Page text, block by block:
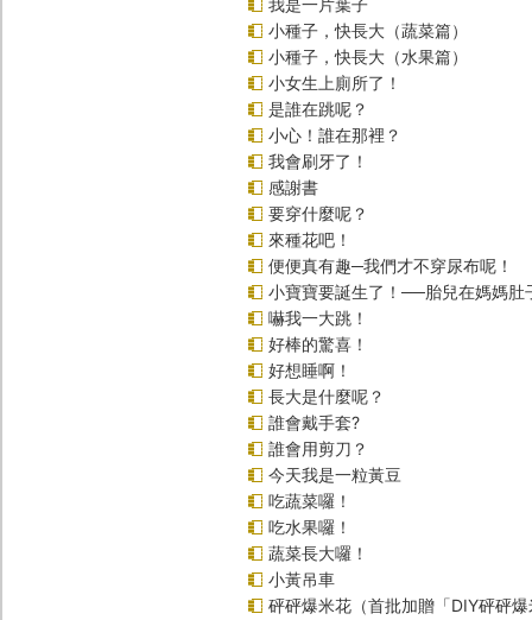
我是一片葉子
小種子，快長大（蔬菜篇）
小種子，快長大（水果篇）
小女生上廁所了！
是誰在跳呢？
小心！誰在那裡？
我會刷牙了！
感謝書
要穿什麼呢？
來種花吧！
便便真有趣─我們才不穿尿布呢！
小寶寶要誕生了！──胎兒在媽媽肚
嚇我一大跳！
好棒的驚喜！
好想睡啊！
長大是什麼呢？
誰會戴手套?
誰會用剪刀？
今天我是一粒黃豆
吃蔬菜囉！
吃水果囉！
蔬菜長大囉！
小黃吊車
砰砰爆米花（首批加贈「DIY砰砰